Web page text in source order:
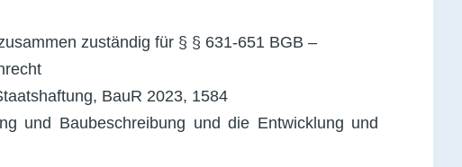
zuständig für § § 631-651 BGB –
BauR 2023, 1584
und Baubeschreibung und die Entwicklung und